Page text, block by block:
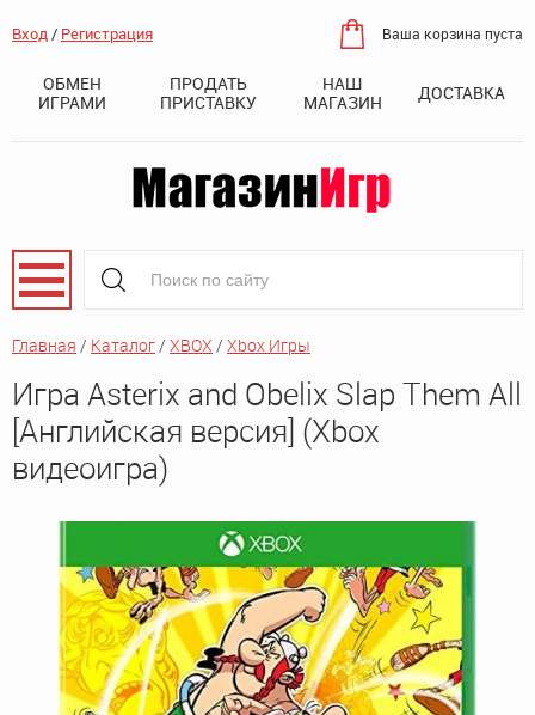
ОБМЕН
ИГРАМИ
ПРОДАТЬ
ПРИСТАВКУ
НАШ
МАГАЗИН
ДОСТАВКА
Вход / Регистрация Ваша корзина пуста
Главная / Каталог/ XBOX / Xbox Игры
Игра Asterix and Obelix Slap Them All
[Английская версия] (Xbox
видеоигра)